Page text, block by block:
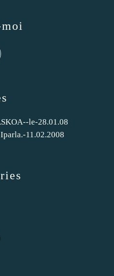
le-28.01.08
11.02.2008